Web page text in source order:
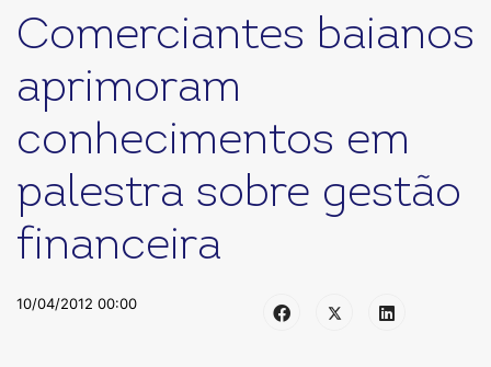
Comerciantes baianos
aprimoram
conhecimentos em
palestra sobre gestão
financeira
10/04/2012 00:00